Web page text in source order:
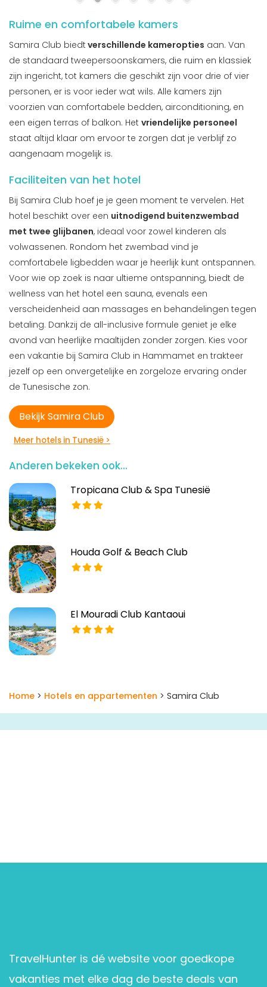
Ruime en comfortabele kamers
Samira Club biedt verschillende kameropties aan. Van
de standaard tweepersoonskamers, die ruim en klassiek
zijn ingericht, tot kamers die geschikt zijn voor drie of vier
personen, er is voor ieder wat wils. Alle kamers zijn
voorzien van comfortabele bedden, airconditioning, en
een eigen terras of balkon. Het vriendelijke personeel
staat altijd klaar om ervoor te zorgen dat je verblijf zo
aangenaam mogelijk is.
Faciliteiten van het hotel
Bij Samira Club hoef je je geen moment te vervelen. Het
hotel beschikt over een uitnodigend buitenzwembad
met twee glijbanen, ideaal voor zowel kinderen als
volwassenen. Rondom het zwembad vind je
comfortabele ligbedden waar je heerlijk kunt ontspannen.
Voor wie op zoek is naar ultieme ontspanning, biedt de
wellness van het hotel een sauna, evenals een
verscheidenheid aan massages en behandelingen tegen
betaling. Dankzij de all-inclusive formule geniet je elke
avond van heerlijke maaltijden zonder zorgen. Kies voor
een vakantie bij Samira Club in Hammamet en trakteer
jezelf op een onvergetelijke en zorgeloze ervaring onder
de Tunesische zon.
Bekijk Samira Club
Meer hotels in Tunesië >
Anderen bekeken ook...
Tropicana Club & Spa Tunesië
Houda Golf & Beach Club
El Mouradi Club Kantaoui
Home > Hotels en appartementen > Samira Club
TravelHunter is dé website voor goedkope
vakanties met elke dag de beste deals van